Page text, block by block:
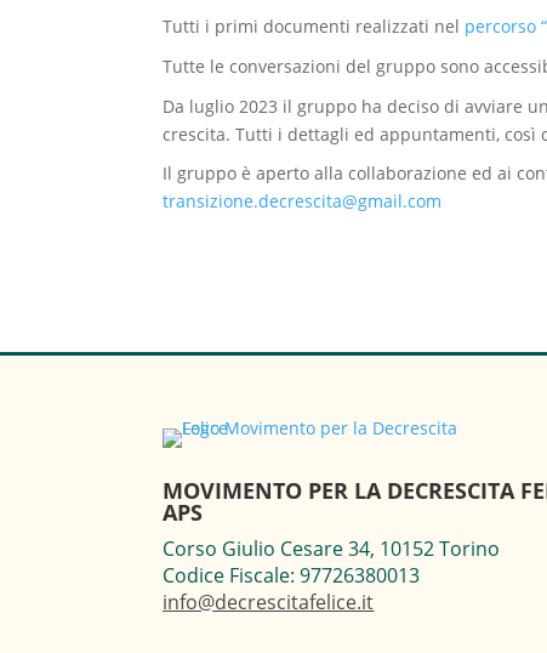
Tutti i primi documenti realizzati nel percorso
Tutte le conversazioni del gruppo sono
Da luglio 2023 il gruppo ha deciso di avviare
crescita. Tutti i dettagli ed appuntamenti,
Il gruppo è aperto alla collaborazione ed ai
transizione.decrescita@gmail.com
MOVIMENTO PER LA DECRESCITA
APS
Corso Giulio Cesare 34, 10152 Torino
Codice Fiscale: 97726380013
info@decrescitafelice.it